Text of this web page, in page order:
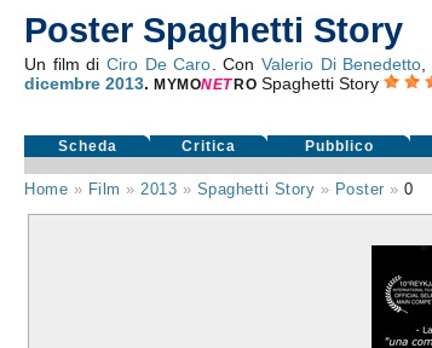
Poster Spaghetti Story
Un film diCiro De Caro . Con Valerio Di Benedetto
dicembre 2013.MYMONET RO Spaghetti Story
Scheda Critica Pubblico
Home » Film » 2013 » Spaghetti Story » Poster »0